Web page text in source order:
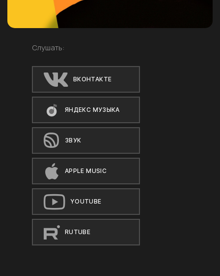
Слушать:
ВКОНТАКТЕ
ЯНДЕКС МУЗЫКА
ЗВУК
APPLE MUSIC
YOUTUBE
RUTUBE